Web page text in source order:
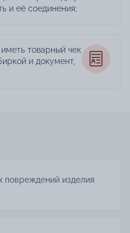
и её соединения;
товарный чек
и документ,
повреждений изделия